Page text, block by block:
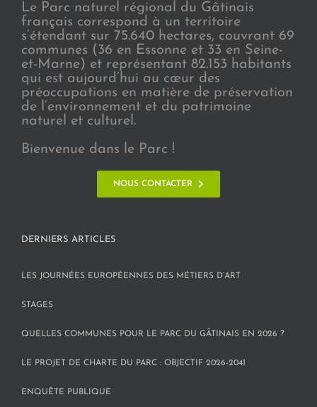
Le Parc naturel régional du Gâtinais
français correspond à un territoire
s’étendant sur 75.640 hectares, couvrant 69
communes (36 en Essonne et 33 en Seine-
et-Marne) et représentant 82.153 habitants
qui est aujourd’hui au cœur des
préoccupations en matière de préservation
de l’environnement et du patrimoine
naturel et culturel.
Bienvenue dans le Parc !
NOUS CONTACTER
DERNIERS ARTICLES
LES JOURNÉES EUROPÉENNES DES MÉTIERS D’ART
STAGES
QUELLES COMMUNES POUR LE PARC DU GÂTINAIS EN 2026 ?
LE PROJET DE CHARTE DU PARC : OBJECTIF 2026-2041
ENQUÊTE PUBLIQUE